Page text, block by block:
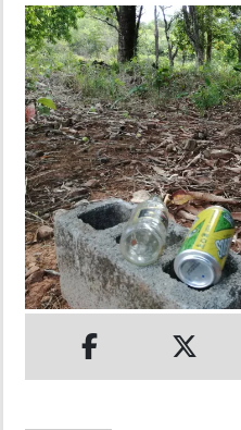
SHOW
DEPORTES
MUNDO
INSÓLITAS
MULTIMEDIA